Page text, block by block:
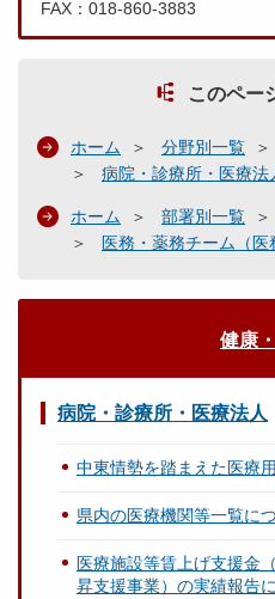
FAX：018-860-3883
このペー
ホーム 分野別一覧
病院・診療所・医療法
ホーム 部署別一覧
医務・薬務チーム（医
健康
病院・診療所・医療法人
中東情勢を踏まえた医療
県内の医療機関等一覧に
医療施設等賃上げ支援金
昇支援事業）の実績報告